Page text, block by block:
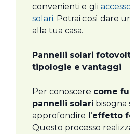
convenienti e gli
solari. Potrai così dare
alla tua casa.
Pannelli solari
tipologie e vantaggi
Per conoscere come
pannelli solari bisogna
approfondire l’effetto
Questo processo